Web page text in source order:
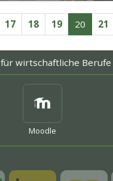
17 18 19 20 21
für wirtschaftliche
Moodle
mehr